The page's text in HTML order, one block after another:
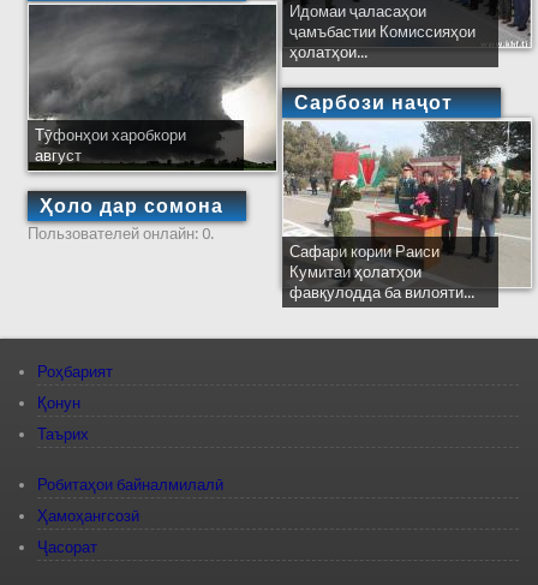
Тӯфонҳои харобкори
август
Ҳоло дар сомона
Пользователей онлайн: 0.
Идомаи ҷаласаҳои
ҷамъбастии Комиссияҳои
ҳолатҳои...
Сарбози наҷот
Сафари кории Раиси
Кумитаи ҳолатҳои
фавқулодда ба вилояти...
Роҳбарият
Қонун
Таърих
Робитаҳои байналмилалӣ
Ҳамоҳангсозӣ
Ҷасорат